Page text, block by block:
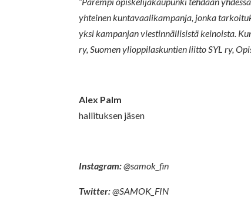
yhteinen kuntavaalikampanja, jonka
yksi kampanjan viestinnällisistä keinoista.
ry, Suomen ylioppilaskuntien liitto SYL ry,
Alex Palm
hallituksen jäsen
Instagram:@samok_fin
Twitter:@SAMOK_FIN